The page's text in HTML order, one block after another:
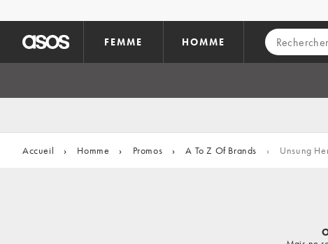
FEMME HOMME
Accueil › Homme › Promos › A To Z Of Brands › Unsung